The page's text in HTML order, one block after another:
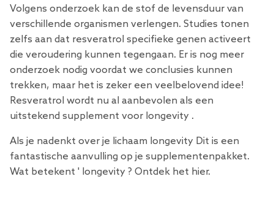
Volgens onderzoek kan de stof de levensduur van
verschillende organismen verlengen. Studies tonen
zelfs aan dat resveratrol specifieke genen activeert
die veroudering kunnen tegengaan. Er is nog meer
onderzoek nodig voordat we conclusies kunnen
trekken, maar het is zeker een veelbelovend idee!
Resveratrol wordt nu al aanbevolen als een
uitstekend supplement voor longevity .
Als je nadenkt over je lichaam longevity Dit is een
fantastische aanvulling op je supplementenpakket.
Wat betekent ' longevity ? Ontdek het hier.